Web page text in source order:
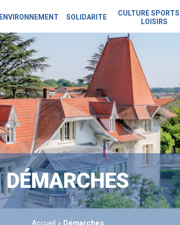
ENVIRONNEMENT SOLIDARITE
CULTURE
LOISIRS
DÉMARCHES
Accueil » Démarches